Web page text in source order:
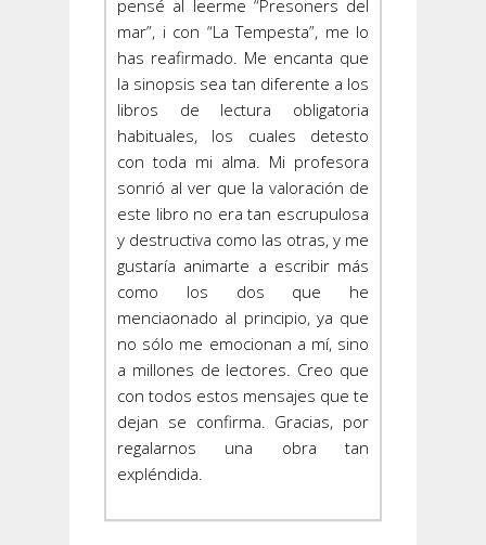
pensé al leerme “Presoners del
mar”, i con “La Tempesta”, me lo
has reafirmado. Me encanta que
la sinopsis sea tan diferente a los
libros de lectura obligatoria
habituales, los cuales detesto
con toda mi alma. Mi profesora
sonrió al ver que la valoración de
este libro no era tan escrupulosa
y destructiva como las otras, y me
gustaría animarte a escribir más
como los dos que he
menciaonado al principio, ya que
no sólo me emocionan a mí, sino
a millones de lectores. Creo que
con todos estos mensajes que te
dejan se confirma. Gracias, por
regalarnos una obra tan
expléndida.